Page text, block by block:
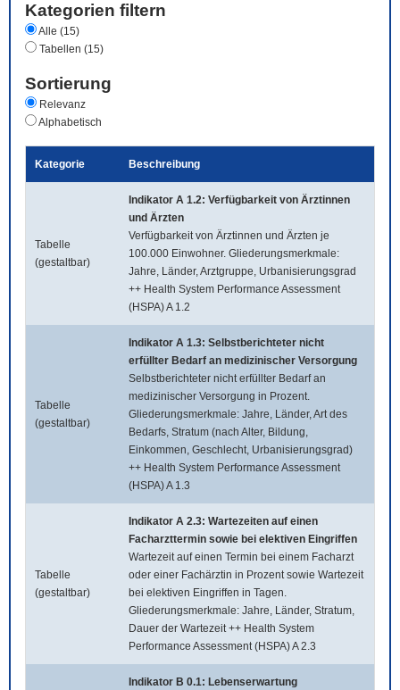
Kategorien filtern
Alle (15)
Tabellen (15)
Sortierung
Relevanz
Alphabetisch
Kategorie Beschreibung
Tabelle
(gestaltbar)
Indikator A 1.2: Verfügbarkeit von Ärztinnen
und Ärzten
Verfügbarkeit von Ärztinnen und Ärzten je
100.000 Einwohner. Gliederungsmerkmale:
Jahre, Länder, Arztgruppe, Urbanisierungsgrad
++ Health System Performance Assessment
(HSPA) A 1.2
Tabelle
(gestaltbar)
Indikator A 1.3: Selbstberichteter nicht
erfüllter Bedarf an medizinischer Versorgung
Selbstberichteter nicht erfüllter Bedarf an
medizinischer Versorgung in Prozent.
Gliederungsmerkmale: Jahre, Länder, Art des
Bedarfs, Stratum (nach Alter, Bildung,
Einkommen, Geschlecht, Urbanisierungsgrad)
++ Health System Performance Assessment
(HSPA) A 1.3
Tabelle
(gestaltbar)
Indikator A 2.3: Wartezeiten auf einen
Facharzttermin sowie bei elektiven Eingriffen
Wartezeit auf einen Termin bei einem Facharzt
oder einer Fachärztin in Prozent sowie Wartezeit
bei elektiven Eingriffen in Tagen.
Gliederungsmerkmale: Jahre, Länder, Stratum,
Dauer der Wartezeit ++ Health System
Performance Assessment (HSPA) A 2.3
Indikator B 0.1: Lebenserwartung